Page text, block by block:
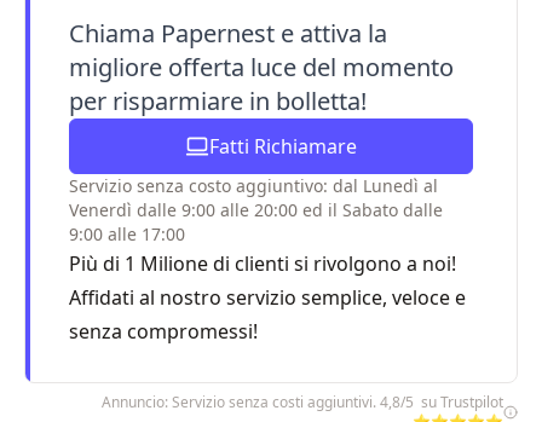
Chiama Papernest e attiva la
migliore offerta luce del momento
per risparmiare in bolletta!
Fatti Richiamare
Servizio senza costo aggiuntivo: dal Lunedì al
Venerdì dalle 9:00 alle 20:00 ed il Sabato dalle
9:00 alle 17:00
Più di 1 Milione di clienti si rivolgono a noi!
Affidati al nostro servizio semplice, veloce e
senza compromessi!
Annuncio: Servizio senza costi aggiuntivi. 4,8/5 su Trustpilot